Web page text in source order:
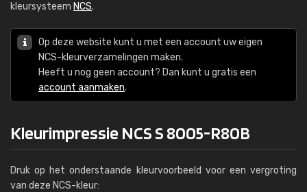
kleursysteem NCS.
Op deze website kunt u met een account uw eigen
NCS-kleurverzamelingen maken.
Heeft u nog geen account? Dan kunt u gratis een
account aanmaken.
Kleurimpressie NCS S 8005-R80B
Druk op het onderstaande kleurvoorbeeld voor een vergroting
van deze NCS-kleur: